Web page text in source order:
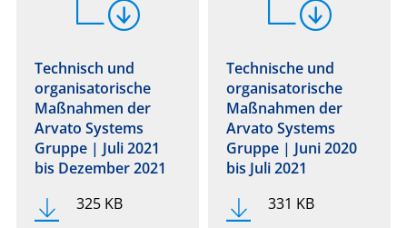
Technisch und
organisatorische
Maßnahmen der
Arvato Systems
Gruppe | Juli 2021
bis Dezember 2021
325 KB
Technische und
organisatorische
Maßnahmen der
Arvato Systems
Gruppe | Juni 2020
bis Juli 2021
331 KB